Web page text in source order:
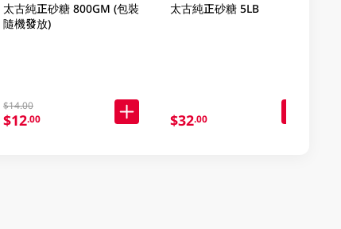
太古純正砂糖 800GM (包裝
隨機發放)
$14.00
$12.00
太古純正砂糖 5LB
$32.00